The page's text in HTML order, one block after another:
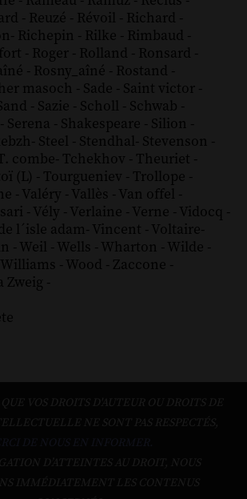
- Reuzé - Révoil - Richard -
- Richepin - Rilke - Rimbaud -
- Roger - Rolland - Ronsard -
- Rosny_aîné - Rostand -
masoch - Sade - Saint victor -
- Sazie - Scholl - Schwab -
- Serena - Shakespeare - Silion -
- Steel - Stendhal- Stevenson -
combe- Tchekhov - Theuriet -
(L) - Tourgueniev - Trollope -
- Valéry - Vallès - Van offel -
- Vély - Verlaine - Verne - Vidocq -
l´isle adam- Vincent - Voltaire-
- Weil - Wells - Wharton - Wilde -
Williams - Wood - Zaccone -
Zweig -